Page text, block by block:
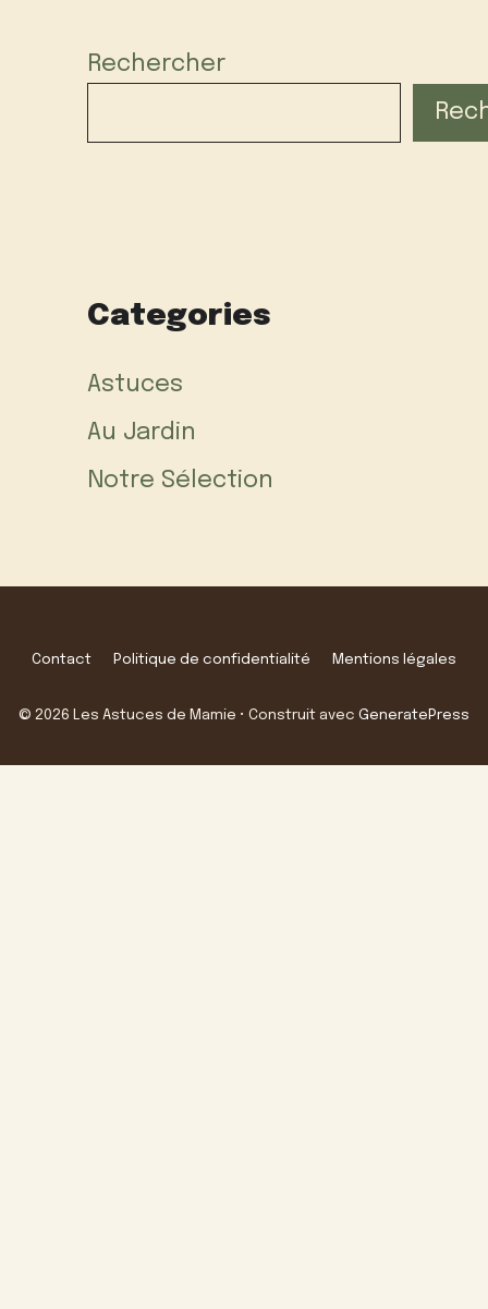
Rechercher
Categories
Astuces
Au Jardin
Notre Sélection
Contact Politique de confidentialité Mentions légales
© 2026 Les Astuces de Mamie • Construit avec GeneratePress